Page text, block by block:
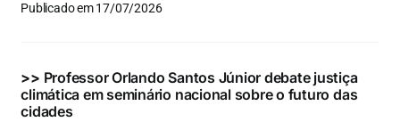
Publicado em 17/07/2026
>> Professor Orlando Santos Júnior debate justiça
climática em seminário nacional sobre o futuro das
cidades